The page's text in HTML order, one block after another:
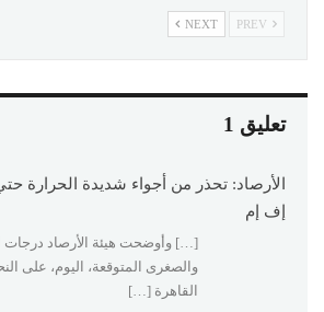
NEXT
تعليق 1
الأرصاد: تحذر من أجواء شديدة الحرارة حتي
إف إم
[…] وأوضحت هيئة الأرصاد درجات
والصغرى المتوقعة، اليوم، على
القاهرة […]